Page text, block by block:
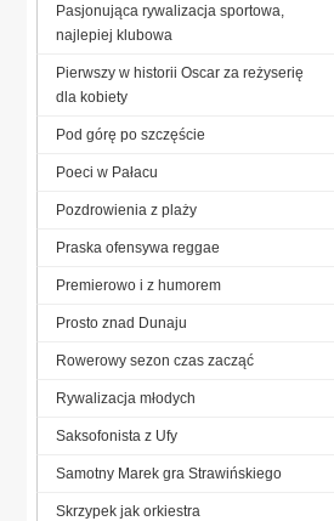
Pasjonująca rywalizacja sportowa,
najlepiej klubowa
Pierwszy w historii Oscar za reżyserię
dla kobiety
Pod górę po szczęście
Poeci w Pałacu
Pozdrowienia z plaży
Praska ofensywa reggae
Premierowo i z humorem
Prosto znad Dunaju
Rowerowy sezon czas zacząć
Rywalizacja młodych
Saksofonista z Ufy
Samotny Marek gra Strawińskiego
Skrzypek jak orkiestra